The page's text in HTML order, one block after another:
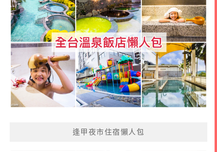
逢甲夜市住宿懶人包